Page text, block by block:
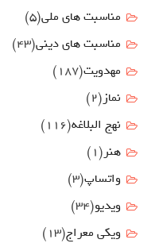
مناسبت هاي ملي(5)
مناسبت های دینی(43)
مهدويت(187)
نماز (2)
نهج البلاغه(116)
هنر (1)
واتساپ(3)
ویدیو(34)
ویکی معراج(13)